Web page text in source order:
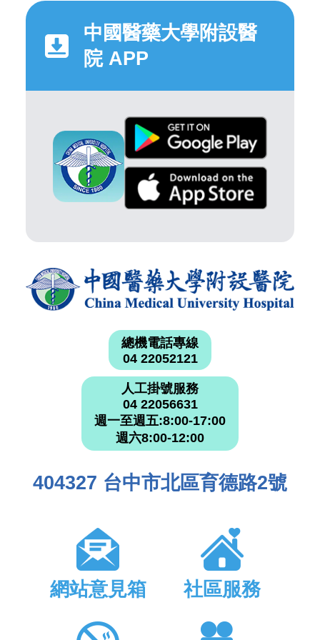
中國醫藥大學附設醫
院 APP
總機電話專線
04 22052121
人工掛號服務
04 22056631
週一至週五:8:00-17:00
週六8:00-12:00
404327 台中市北區育德路2號
網站意見箱 社區服務